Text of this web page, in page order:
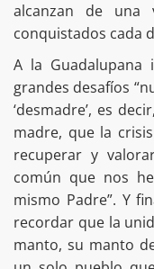
alcanzan de
conquistados cada
A la
grandes desafíos
‘desmadre’, es
madre, que la
recuperar y
común que nos
mismo Padre”. Y
recordar que la
manto, su manto